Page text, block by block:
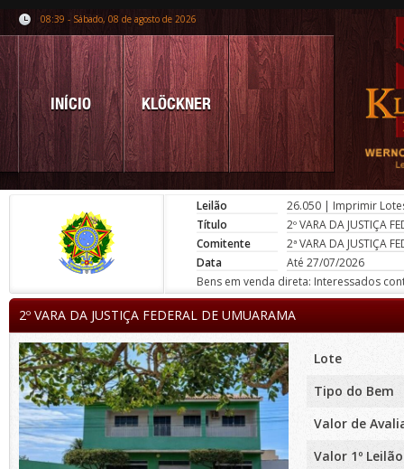
08:39 - Sábado, 08 de agosto de 2026
INÍCIO KLÖCKNER
Leilão 26.050 | Imprimir
Título
2º VARA DA JUSTIÇA
Comitente
2ª VARA DA JUSTIÇA
Data
Até 27/07/2026
Bens em venda direta: Interessados
2º VARA DA JUSTIÇA FEDERAL DE UMUARAMA
Lote
Tipo do Bem
Valor de
Valor 1º Leilão